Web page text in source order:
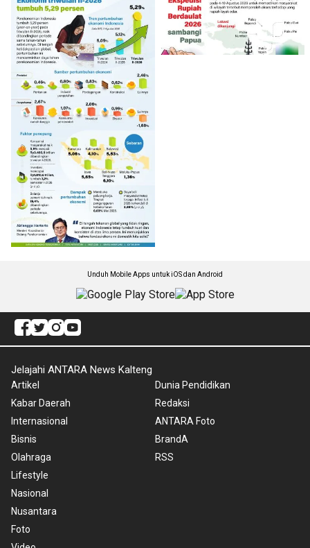
Unduh Mobile Apps untuk iOS dan Android
Jelajahi ANTARA News Kalteng
Artikel
Kabar Daerah
Internasional
Bisnis
Olahraga
Lifestyle
Nasional
Nusantara
Foto
Dunia Pendidikan
Redaksi
ANTARA Foto
BrandA
RSS